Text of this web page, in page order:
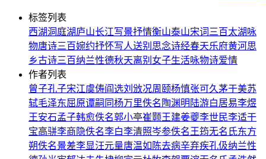
标签列表
西湖洞庭湖庐山长江写景抒情衡山泰山宋词三百太湖 咏
物唐诗三百婉约抒怀写人送别 思念诗经春天乐府黄河思
乡古诗三百纳兰性德秋天离别 女子生活咏物诗爱情
作者列表
曾子孔子宋江虞俦阎选刘攽况周颐杨慎张可久茅于美苏
轼毛泽东屈原谭嗣同杨万里佚名 陶渊明 陆游白居易李煜
王安石孟子韩愈佚名郭小亭崔颢王建姜夔李世民李适干
宝高骈李商隐佚名李白李清照岑参佚名 王筠无名氏东方
朔佚名景差李显汪元量唐温如 陈去病辛弃疾孔伋纳兰性